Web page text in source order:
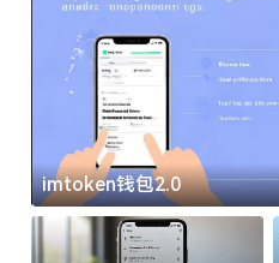
imtoken钱包2.0